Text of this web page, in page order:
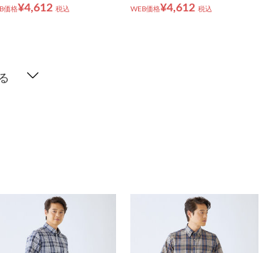
価格¥4,612 税込 WEB価格¥4,612 税込